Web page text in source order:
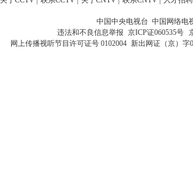
中国中央电视台 中国网络电
违法和不良信息举报 京ICP证060535号
网上传播视听节目许可证号 0102004 新出网证（京）